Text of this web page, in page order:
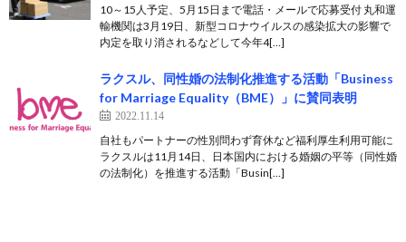
10～15人予定、5月15日まで電話・メールで応募受付 丸和運
輸機関は3月19日、新型コロナウイルスの感染拡大の影響で
内定を取り消されるなどして今年4[…]
ラクスル、同性婚の法制化推進する活動「Business
for Marriage Equality（BME）」に賛同表明
2022.11.14
自社もパートナーの性別問わず育休など福利厚生利用可能に
ラクスルは11月14日、日本国内における婚姻の平等（同性婚
の法制化）を推進する活動「Busin[…]